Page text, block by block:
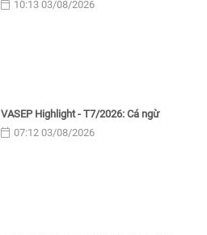
10:13 03/08/2026
VASEP Highlight - T7/2026: Cá ngừ
07:12 03/08/2026